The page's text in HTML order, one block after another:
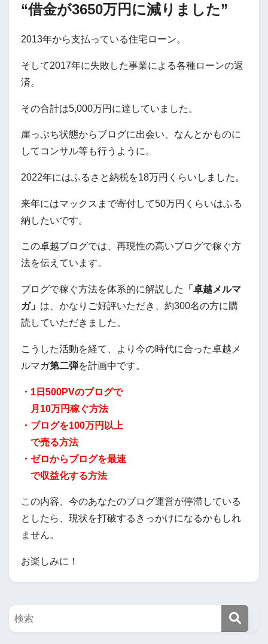
“借金が3650万円に減りました”
2013年から支払っている住宅ローン。
そして2017年に失敗した事業による各種ローンの返
済。
その合計は5,000万円に達していました。
崖っぷち状態からブログに出会い、なんとかものに
してコンサル等も行うように。
2022年にはふるさと納税を18万円くらいしました。
来年にはマックスまで寄付して50万円くらいはふる
納したいです。
この卓越ブログでは、再現性の高いブログで稼ぐ方
法を伝えています。
ブログで稼ぐ方法を体系的に解説した
「卓越メルマ
ガ」 は、かなりご好評いただき、約300名の方に購
読していただきました。
こうした活動を経て、より今の時代に合った卓越メ
ルマガ第二弾を計画中です。
・1日500PVのブログで
月10万円稼ぐ方法
・ブログを100万円以上
で売る方法
・ゼロからブログを最速
で収益化する方法
この内容、今のあなたのブログ運営が停滞している
としたら、現状を打破するきっかけになるかもしれ
ません。
お楽しみに！